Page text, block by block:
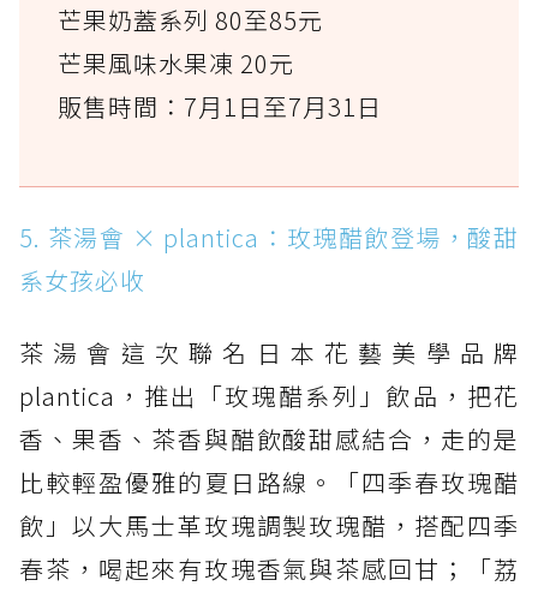
芒果奶蓋系列 80至85元
芒果風味水果凍 20元
販售時間：7月1日至7月31日
5. 茶湯會 × plantica：玫瑰醋飲登場，酸甜
系女孩必收
茶湯會這次聯名日本花藝美學品牌
plantica，推出「玫瑰醋系列」飲品，把花
香、果香、茶香與醋飲酸甜感結合，走的是
比較輕盈優雅的夏日路線。「四季春玫瑰醋
飲」以大馬士革玫瑰調製玫瑰醋，搭配四季
春茶，喝起來有玫瑰香氣與茶感回甘；「荔